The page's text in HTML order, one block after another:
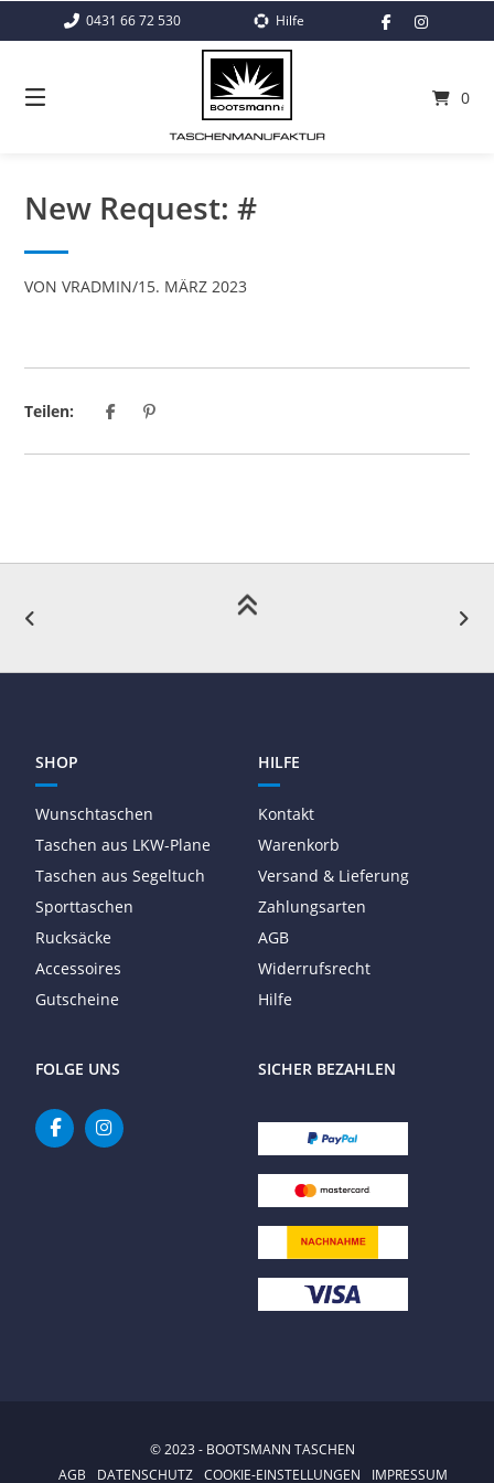
0431 66 72 530 Hilfe
0
New Request: #
VONVRADMIN/15. MÄRZ 2023
Teilen:
SHOP
Wunschtaschen
Taschen aus LKW-Plane
Taschen aus Segeltuch
Sporttaschen
Rucksäcke
Accessoires
Gutscheine
HILFE
Kontakt
Warenkorb
Versand & Lieferung
Zahlungsarten
AGB
Widerrufsrecht
Hilfe
FOLGE UNS SICHER BEZAHLEN
© 2023 - BOOTSMANN TASCHEN
AGB
DATENSCHUTZ COOKIE-EINSTELLUNGEN IMPRESSUM